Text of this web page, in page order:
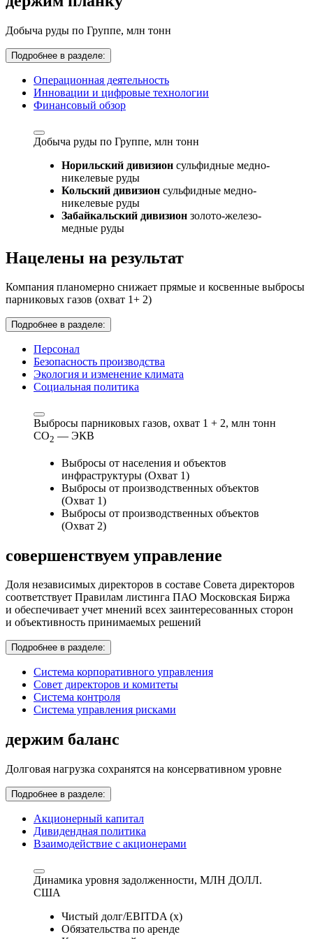
Добыча руды по Группе, млн тонн
Подробнее в разделе:
Операционная деятельность
Инновации и цифровые технологии
Финансовый обзор
Добыча руды по Группе, млн тонн
Норильский дивизион сульфидные медно-
никелевые руды
Кольский дивизион сульфидные медно-
никелевые руды
Забайкальский дивизион золото-железо-
медные руды
Нацелены на результат
Компания планомерно снижает прямые и косвенные выбросы
парниковых газов (охват 1+ 2)
Подробнее в разделе:
Персонал
Безопасность производства
Экология и изменение климата
Социальная политика
Выбросы парниковых газов, охват 1 + 2, млн тонн
СО2 — ЭКВ
Выбросы от населения и объектов
инфраструктуры (Охват 1)
Выбросы от производственных объектов
(Охват 1)
Выбросы от производственных объектов
(Охват 2)
совершенствуем управление
Доля независимых директоров в составе Совета директоров
соответствует Правилам листинга ПАО Московская Биржа
и обеспечивает учет мнений всех заинтересованных сторон
и объективность принимаемых решений
Подробнее в разделе:
Система корпоративного управления
Совет директоров и комитеты
Система контроля
Система управления рисками
держим баланс
Долговая нагрузка сохранятся на консервативном уровне
Подробнее в разделе:
Акционерный капитал
Дивидендная политика
Взаимодействие с акционерами
Динамика уровня задолженности, МЛН ДОЛЛ.
США
Чистый долг/EBITDA (x)
Обязательства по аренде